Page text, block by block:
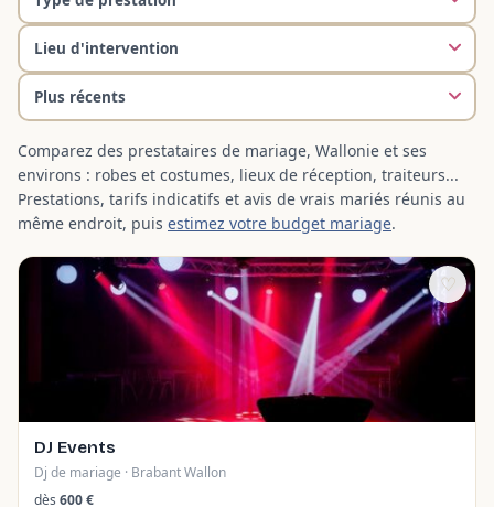
Comparez des prestataires de mariage, Wallonie et ses
environs : robes et costumes, lieux de réception, traiteurs...
Prestations, tarifs indicatifs et avis de vrais mariés réunis au
même endroit, puis estimez votre budget mariage.
♡
DJ Events
Dj de mariage · Brabant Wallon
dès 600 €